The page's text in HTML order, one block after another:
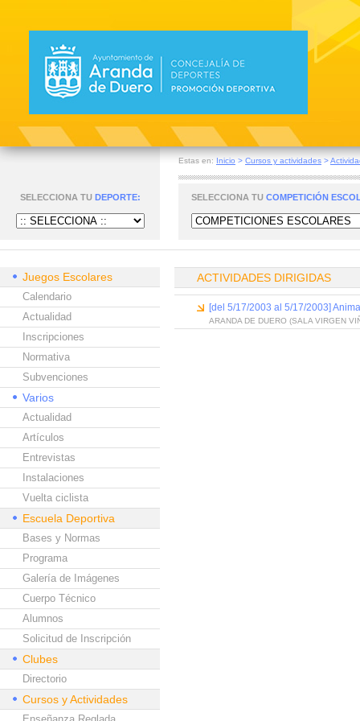
Estas en: Inicio > Cursos y actividades >
SELECCIONA TU DEPORTE: SELECCIONA TU COMPETICIÓN
Juegos Escolares
Calendario
Actualidad
Inscripciones
Normativa
Subvenciones
Varios
Actualidad
Artículos
Entrevistas
Instalaciones
Vuelta ciclista
Escuela Deportiva
Bases y Normas
Programa
Galería de Imágenes
Cuerpo Técnico
Alumnos
Solicitud de Inscripción
Clubes
Directorio
Cursos y Actividades
ACTIVIDADES DIRIGIDAS
[del 5/17/2003 al 5/17/2003]
ARANDA DE DUERO (SALA VIRGEN